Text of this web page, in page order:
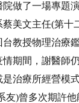
做了一場專題
蔡美文主任(第十
台教授物理治療
情期間，謝醫師
是治療所經營模
友)曾多次期許